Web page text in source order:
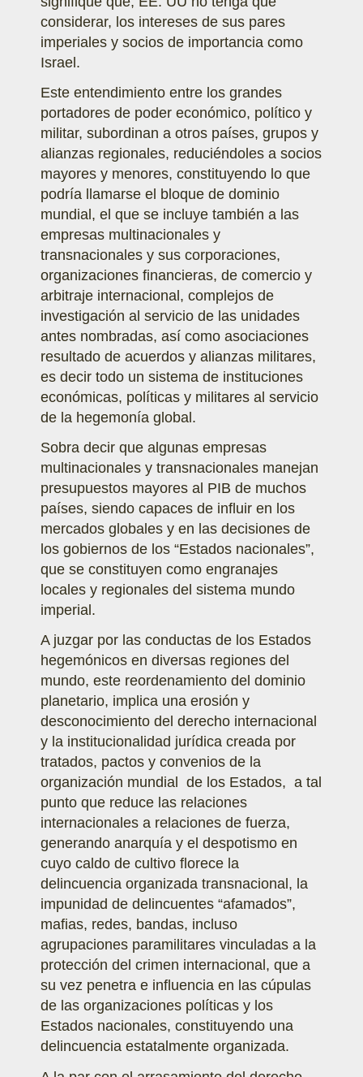
considerar, los intereses de sus pares
imperiales y socios de importancia como
Israel.
Este entendimiento entre los grandes
portadores de poder económico, político y
militar, subordinan a otros países, grupos y
alianzas regionales, reduciéndoles a socios
mayores y menores, constituyendo lo que
podría llamarse el bloque de dominio
mundial, el que se incluye también a las
empresas multinacionales y
transnacionales y sus corporaciones,
organizaciones financieras, de comercio y
arbitraje internacional, complejos de
investigación al servicio de las unidades
antes nombradas, así como asociaciones
resultado de acuerdos y alianzas militares,
es decir todo un sistema de instituciones
económicas, políticas y militares al servicio
de la hegemonía global.
Sobra decir que algunas empresas
multinacionales y transnacionales manejan
presupuestos mayores al PIB de muchos
países, siendo capaces de influir en los
mercados globales y en las decisiones de
los gobiernos de los “Estados nacionales”,
que se constituyen como engranajes
locales y regionales del sistema mundo
imperial.
A juzgar por las conductas de los Estados
hegemónicos en diversas regiones del
mundo, este reordenamiento del dominio
planetario, implica una erosión y
desconocimiento del derecho internacional
y la institucionalidad jurídica creada por
tratados, pactos y convenios de la
organización mundial de los Estados, a tal
punto que reduce las relaciones
internacionales a relaciones de fuerza,
generando anarquía y el despotismo en
cuyo caldo de cultivo florece la
delincuencia organizada transnacional, la
impunidad de delincuentes “afamados”,
mafias, redes, bandas, incluso
agrupaciones paramilitares vinculadas a la
protección del crimen internacional, que a
su vez penetra e influencia en las cúpulas
de las organizaciones políticas y los
Estados nacionales, constituyendo una
delincuencia estatalmente organizada.